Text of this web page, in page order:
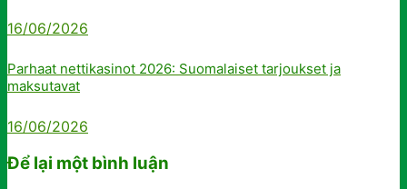
16/06/2026
Parhaat nettikasinot 2026: Suomalaiset tarjoukset ja
maksutavat
16/06/2026
Để lại một bình luận